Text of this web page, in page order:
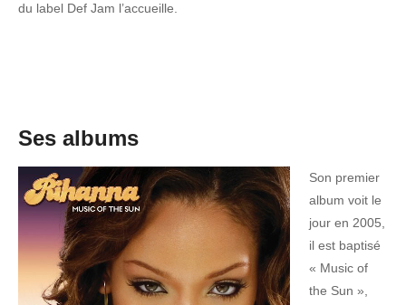
du label Def Jam l’accueille.
Ses albums
Son premier
album voit le
jour en 2005,
il est baptisé
« Music of
the Sun »,